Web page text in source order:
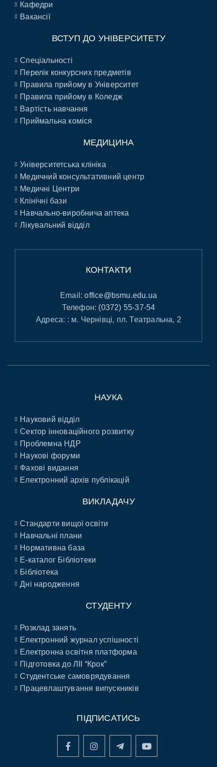
Кафедри
Вакансії
ВСТУП ДО УНІВЕРСИТЕТУ
Спеціальності
Перелік конкурсних предметів
Правила прийому в Університет
Правила прийому в Коледж
Вартість навчання
Приймальна коміся
МЕДИЦИНА
Університетська клініка
Медичний консультативний центр
Медичні Центри
Клінічні бази
Навчально-виробнича аптека
Лікувальний відділ
КОНТАКТИ
Email:office@bsmu.edu.ua
Телефон: (0372) 55-37-54
Адреса: : м. Чернівці, пл. Театральна, 2
НАУКА
Науковий відділ
Сектор інноваційного розвитку
Проблемна НДР
Наукові форуми
Фахові видання
Електронний архів публікацій
ВИКЛАДАЧУ
Стандарти вищої освіти
Навчальні плани
Нормативна база
E-каталог Бібліотеки
Бібліотека
Дні народження
СТУДЕНТУ
Розклад занять
Електронний журнал успішності
Електронна освітня платформа
Підготовка до ЛІІ “Крок”
Студентське самоврядування
Працевлаштування випускників
ПІДПИСАТИСЬ